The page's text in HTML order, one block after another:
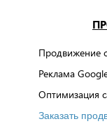
Продвижение
Реклама
Оптимизация
Заказать